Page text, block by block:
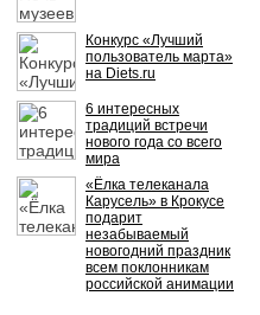
Конкурс «Лучший
пользователь марта»
на Diets.ru
6 интересных
традиций встречи
нового года со всего
мира
«Ёлка телеканала
Карусель» в Крокусе
подарит
незабываемый
новогодний праздник
всем поклонникам
российской анимации